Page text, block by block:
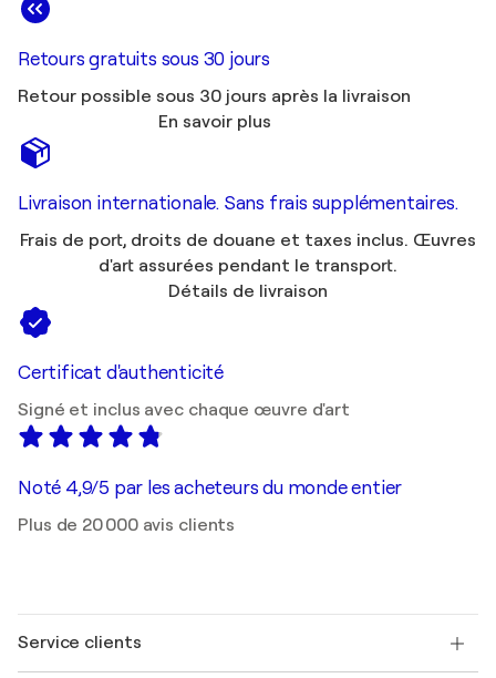
Retours gratuits sous 30 jours
Retour possible sous 30 jours après la livraison
En savoir plus
Livraison internationale. Sans frais supplémentaires.
Frais de port, droits de douane et taxes inclus. Œuvres
d'art assurées pendant le transport.
Détails de livraison
Certificat d'authenticité
Signé et inclus avec chaque œuvre d'art
Noté 4,9/5 par les acheteurs du monde entier
Plus de 20 000 avis clients
Service clients